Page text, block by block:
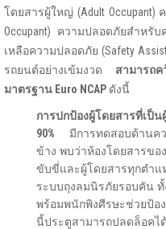
โดยสารผู้ใหญ่ (Adult Occupant)
Occupant) ความปลอดภัยสำหรั
เหลือความปลอดภัย (Safety
รถยนต์อย่างเข้มงวด สามารถ
มาตรฐาน Euro NCAP ดังนี้
การปกป้องผู้โดยสารที่เป็
90% มีการทดสอบด้านค
ข้าง พบว่าห้องโดยสารของ
ขับขี่และผู้โดยสารทุกตำแ
ระบบถุงลมนิรภัยรอบคัน
พร้อมพนักพิงศีรษะช่วยป้อ
นี้ประตูสามารถปลดล็อค